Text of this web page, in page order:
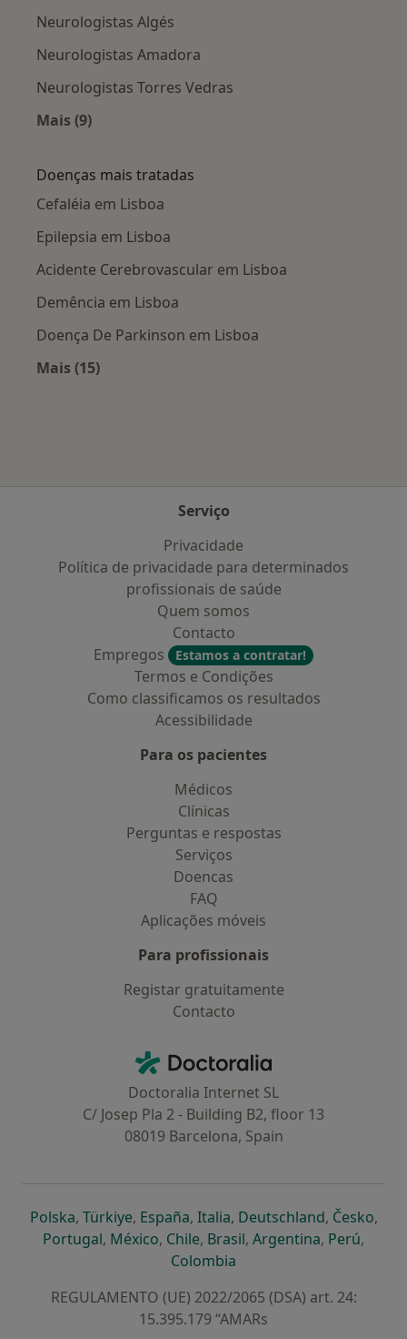
Neurologistas Algés
Neurologistas Amadora
Neurologistas Torres Vedras
Mais (9)
Doenças mais tratadas
Cefaléia em Lisboa
Epilepsia em Lisboa
Acidente Cerebrovascular em Lisboa
Demência em Lisboa
Doença De Parkinson em Lisboa
Mais (15)
Serviço
Privacidade
Política de privacidade para determinados
profissionais de saúde
Quem somos
Contacto
Empregos
Estamos a contratar!
Termos e Condições
Como classificamos os resultados
Acessibilidade
Para os pacientes
Médicos
Clínicas
Perguntas e respostas
Serviços
Doencas
FAQ
Aplicações móveis
Para profissionais
Registar gratuitamente
Contacto
Doctoralia - Homepage
Doctoralia Internet SL
C/ Josep Pla 2 - Building B2, floor 13
08019 Barcelona, Spain
Polskaabre num novo separador
, Türkiyeabre num novo separador
, Españaabre num novo separador
, Italiaabre num novo
, Deutschlandabre num
, Česko,
Portugalabre num novo separador
, Méxicoabre num novo separador
, Chileabre num novo separador
, Brasilabre num novo
, Argentinaabre num
, Perúabre
,
Colombia
REGULAMENTO (UE) 2022/2065 (DSA) art. 24:
15.395.179 “AMARs